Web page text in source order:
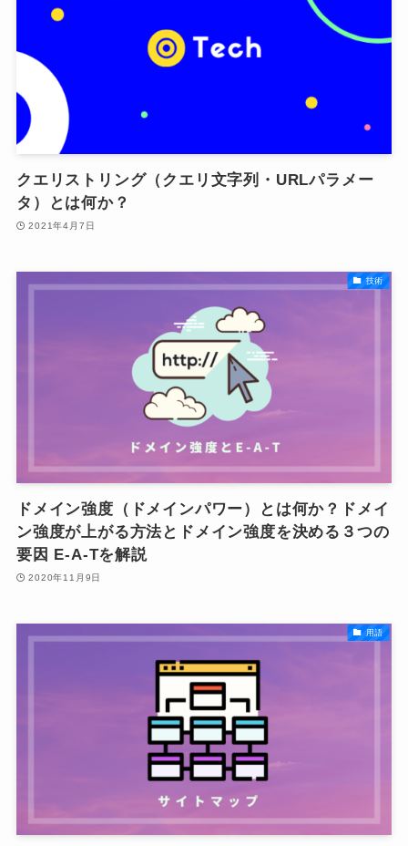
クエリストリング（クエリ文字列・URLパラメー
タ）とは何か？
2021年4月7日
技術
ドメイン強度（ドメインパワー）とは何か？ドメイ
ン強度が上がる方法とドメイン強度を決める３つの
要因 E-A-Tを解説
2020年11月9日
用語